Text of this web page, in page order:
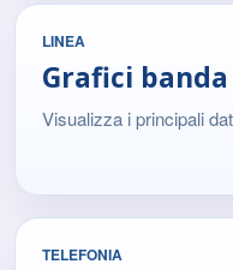
LINEA
Grafici banda
Visualizza i principali
TELEFONIA